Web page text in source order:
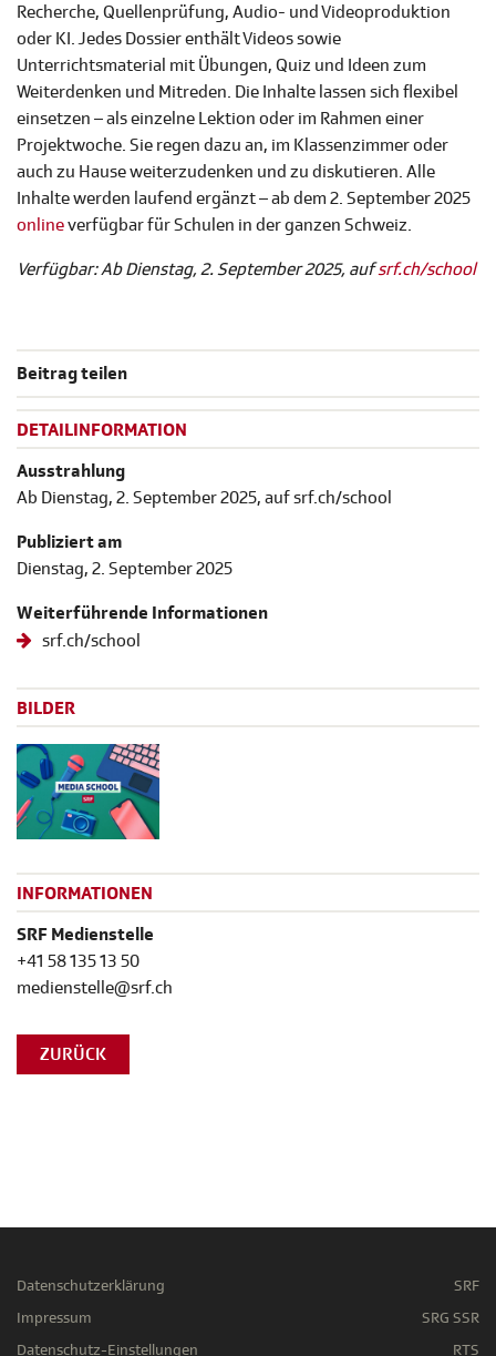
Recherche, Quellenprüfung, Audio- und Videoproduktion
oder KI. Jedes Dossier enthält Videos sowie
Unterrichtsmaterial mit Übungen, Quiz und Ideen zum
Weiterdenken und Mitreden. Die Inhalte lassen sich flexibel
einsetzen – als einzelne Lektion oder im Rahmen einer
Projektwoche. Sie regen dazu an, im Klassenzimmer oder
auch zu Hause weiterzudenken und zu diskutieren. Alle
Inhalte werden laufend ergänzt – ab dem 2. September 2025
onlineverfügbar für Schulen in der ganzen Schweiz.
Verfügbar: Ab Dienstag, 2. September 2025, aufsrf.ch/school
Beitrag teilen
DETAILINFORMATION
Ausstrahlung
Ab Dienstag, 2. September 2025, auf srf.ch/school
Publiziert am
Dienstag, 2. September 2025
Weiterführende Informationen
srf.ch/school
BILDER
INFORMATIONEN
SRF Medienstelle
+41 58 135 13 50
medienstelle@srf.ch
ZURÜCK
Datenschutzerklärung
Impressum
Datenschutz-Einstellungen
SRF
SRG SSR
RTS